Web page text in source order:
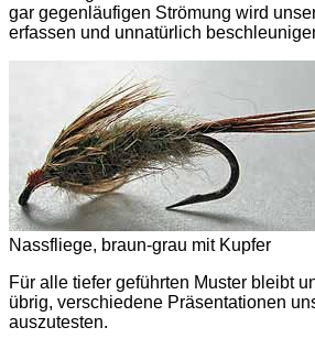
gar gegenläufigen Strömung wird
erfassen und unnatürlich
Nassfliege, braun-grau mit Kupfer
Für alle tiefer geführten Muster bleibt
übrig, verschiedene Präsentationen
auszutesten.